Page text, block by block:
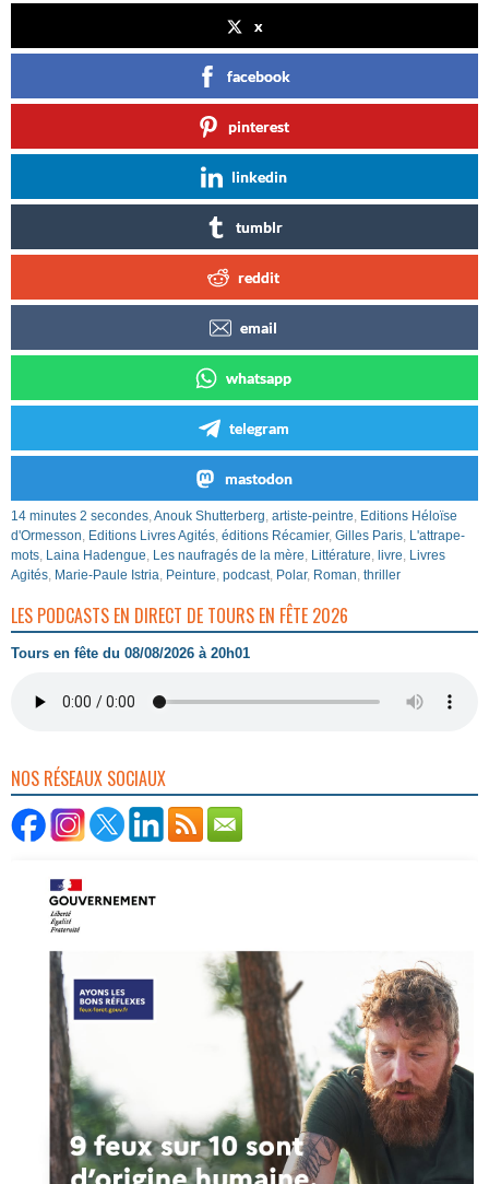
x
facebook
pinterest
linkedin
tumblr
reddit
email
whatsapp
telegram
mastodon
14 minutes 2 secondes,Anouk Shutterberg, artiste-peintre, Editions Héloïse
d'Ormesson, Editions Livres Agités, éditions Récamier, Gilles Paris, L'attrape-
mots, Laina Hadengue, Les naufragés de la mère, Littérature, livre, Livres
Agités, Marie-Paule Istria, Peinture, podcast, Polar, Roman, thriller
LES PODCASTS EN DIRECT DE TOURS EN FÊTE 2026
Tours en fête du 08/08/2026 à 20h01
NOS RÉSEAUX SOCIAUX